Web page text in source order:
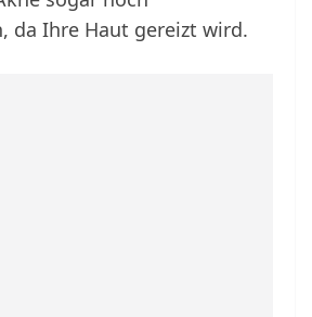
da Ihre Haut gereizt wird.